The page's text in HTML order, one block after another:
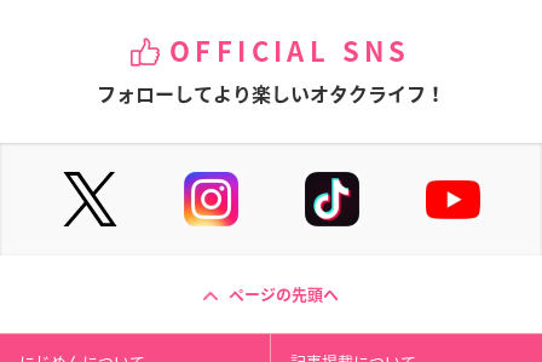
OFFICIAL SNS
フォローしてより楽しいオタクライフ！
ページの先頭へ